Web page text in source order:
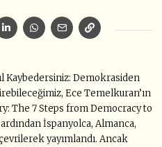
Kaybedersiniz: Demokrasiden
Ece Temelkuran’ın
The 7 Steps from Democracy to
İspanyolca, Almanca,
yayımlandı. Ancak